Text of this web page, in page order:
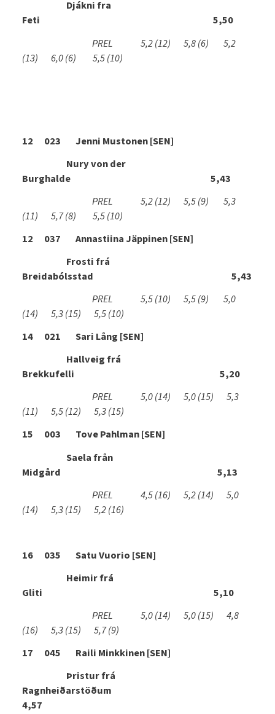
Djákni fra
Feti 5,50
PREL 5,2(12) 5,8(6) 5,2
(13) 6,0(6) 5,5(10)
12 023 Jenni Mustonen [SEN]
Nury von der
Burghalde 5,43
PREL 5,2(12) 5,5(9) 5,3
(11) 5,7(8) 5,5(10)
12 037 Annastiina Jäppinen [SEN]
Frosti frá
Breidabólsstad 5,43
PREL 5,5(10) 5,5(9) 5,0
(14) 5,3(15) 5,5(10)
14 021 Sari Lång [SEN]
Hallveig frá
Brekkufelli 5,20
PREL 5,0(14) 5,0(15) 5,3
(11) 5,5(12) 5,3(15)
15 003 Tove Pahlman [SEN]
Saela från
Midgård 5,13
PREL 4,5(16) 5,2(14) 5,0
(14) 5,3(15) 5,2(16)
16 035 Satu Vuorio [SEN]
Heimir frá
Gliti 5,10
PREL 5,0(14) 5,0(15) 4,8
(16) 5,3(15) 5,7(9)
17 045 Raili Minkkinen [SEN]
Þristur frá
Ragnheiðarstöðum
4,57